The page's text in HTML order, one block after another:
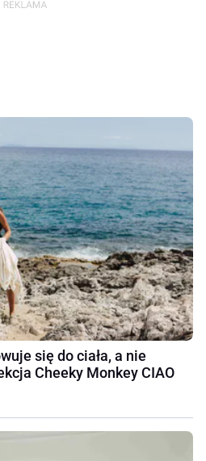
się do ciała, a nie
Cheeky Monkey CIAO